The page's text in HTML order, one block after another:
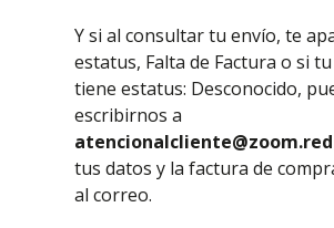
Y si al consultar tu envío, te
estatus, Falta de Factura o si
tiene estatus: Desconocido,
escribirnos a
atencionalcliente@zoom.red
tus datos y la factura de
al correo.